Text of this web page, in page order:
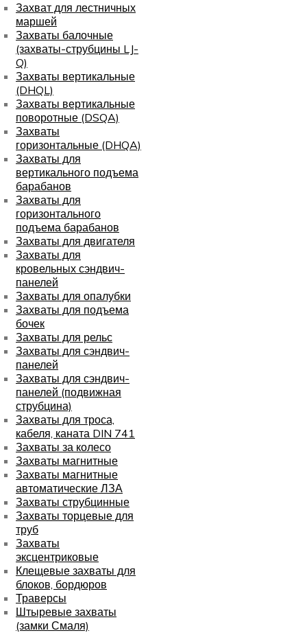
Захват для лестничных
маршей
Захваты балочные
(захваты-струбцины LJ-
Q)
Захваты вертикальные
(DHQL)
Захваты вертикальные
поворотные (DSQA)
Захваты
горизонтальные (DHQA)
Захваты для
вертикального подъема
барабанов
Захваты для
горизонтального
подъема барабанов
Захваты для двигателя
Захваты для
кровельных сэндвич-
панелей
Захваты для опалубки
Захваты для подъема
бочек
Захваты для рельс
Захваты для сэндвич-
панелей
Захваты для сэндвич-
панелей (подвижная
струбцина)
Захваты для троса,
кабеля, каната DIN 741
Захваты за колесо
Захваты магнитные
Захваты магнитные
автоматические ЛЗА
Захваты струбцинные
Захваты торцевые для
труб
Захваты
эксцентриковые
Клещевые захваты для
блоков, бордюров
Траверсы
Штыревые захваты
(замки Смаля)